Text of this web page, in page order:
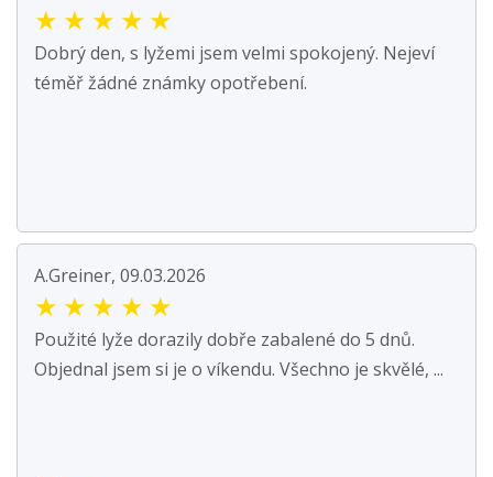
★ ★ ★ ★ ★
Dobrý den, s lyžemi jsem velmi spokojený. Nejeví
téměř žádné známky opotřebení.
A.Greiner, 09.03.2026
★ ★ ★ ★ ★
Použité lyže dorazily dobře zabalené do 5 dnů.
Objednal jsem si je o víkendu. Všechno je skvělé, ...